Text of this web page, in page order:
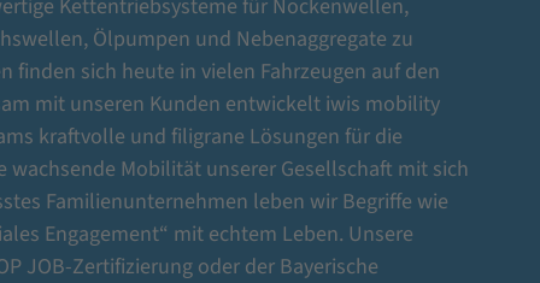
Kettentriebsysteme für Nockenwellen,
Ölpumpen und Nebenaggregate zu
finden sich heute in vielen Fahrzeugen auf den
mit unseren Kunden entwickelt iwis mobility
kraftvolle und filigrane Lösungen für die
wachsende Mobilität unserer Gesellschaft mit sich
Familienunternehmen leben wir Begriffe wie
Engagement“ mit echtem Leben. Unsere
JOB-Zertifizierung oder der Bayerische